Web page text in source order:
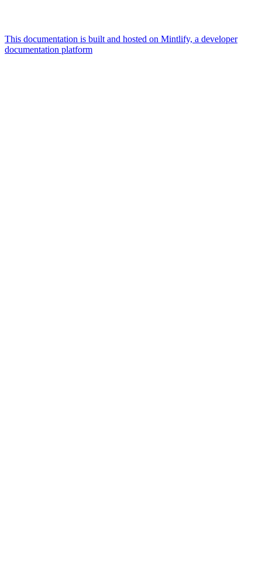
This documentation is built and hosted on Mintlify, a developer
documentation platform